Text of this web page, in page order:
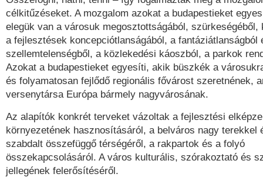
célkitűzéseket. A mozgalom azokat a budapestieket
elegük van a városuk megosztottságából, szürkeségéből,
a fejlesztések koncepciótlanságából, a fantáziátlanságból
szellemtelenségből, a közlekedési káoszból, a parkok
Azokat a budapestieket egyesíti, akik büszkék a
és folyamatosan fejlődő regionális fővárost szeretnének,
versenytársa Európa bármely nagyvárosának.
Az alapítók konkrét terveket vázoltak a fejlesztési
környezetének hasznosításáról, a belváros nagy terekkel
szabdalt összefüggő térségéről, a rakpartok és a folyó
összekapcsolásáról. A város kulturális, szórakoztató és
jellegének felerősítéséről.